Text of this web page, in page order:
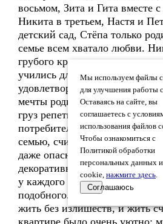
восьмом, Зита и Гита вместе
Никита в третьем, Настя и
детский сад, Стёпа только
семье всем хватало любви.
грубого крика, ненависти,
учились для себя, им не надо
удовлетворять тщеславие и
мечты родителей, ни на ком
груз репетиторов. Малодетное
потребительское общество
семью, считая какими-то
даже опасными из-за
декоративной косметики,
у каждого ребёнка,
подобного. Люди не
жить без излишеств, и жить
квартире было очень уютно:
Мы используем файлы
для улучшения работы
Оставаясь на сайте, вы
соглашаетесь с
использования файлов
Чтобы ознакомиться с
Политикой обработки
персональных данных
cookie, нажмите здесь.
Соглашаюсь